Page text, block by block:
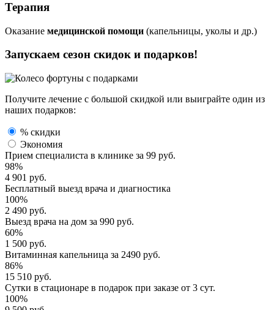
Терапия
Оказание медицинской помощи (капельницы, уколы и др.)
Запускаем сезон скидок и подарков!
Получите лечение с большой скидкой или выиграйте один из
наших подарков:
% скидки
Экономия
Прием специалиста в клинике за 99 руб.
98%
4 901 руб.
Бесплатный выезд врача и диагностика
100%
2 490 руб.
Выезд врача на дом за 990 руб.
60%
1 500 руб.
Витаминная капельница за 2490 руб.
86%
15 510 руб.
Сутки в стационаре в подарок при заказе от 3 сут.
100%